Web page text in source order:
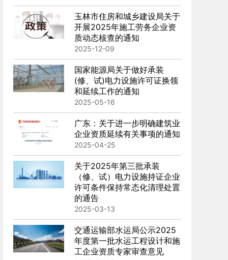
玉林市住房和城乡建设局关于
开展2025年施工劳务企业资
质动态核查的通知
2025-12-09
国家能源局关于做好承装
(修、试)电力设施许可证换领
和延续工作的通知
2025-05-16
广东：关于进一步明确建筑业
企业资质延续有关事项的通知
2025-04-25
关于2025年第三批承装
（修、试）电力设施持证企业
许可条件保持常态化清理处置
的通告
2025-03-13
交通运输部水运局公示2025
年度第一批水运工程设计和施
工企业资质专家审查意见